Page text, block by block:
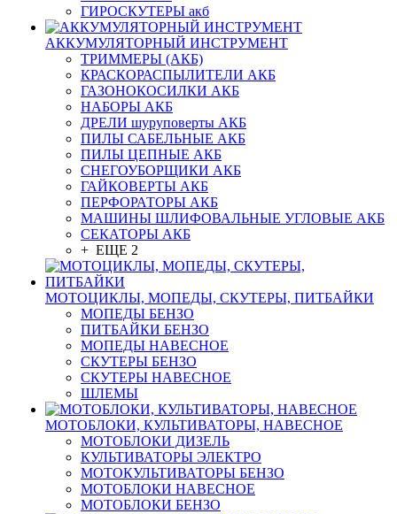
ГИРОСКУТЕРЫ акб
АККУМУЛЯТОРНЫЙ ИНСТРУМЕНТ
ТРИММЕРЫ (АКБ)
КРАСКОРАСПЫЛИТЕЛИ АКБ
ГАЗОНОКОСИЛКИ АКБ
НАБОРЫ АКБ
ДРЕЛИ шуруповерты АКБ
ПИЛЫ САБЕЛЬНЫЕ АКБ
ПИЛЫ ЦЕПНЫЕ АКБ
СНЕГОУБОРЩИКИ АКБ
ГАЙКОВЕРТЫ АКБ
ПЕРФОРАТОРЫ АКБ
МАШИНЫ ШЛИФОВАЛЬНЫЕ УГЛОВЫЕ АКБ
СЕКАТОРЫ АКБ
+ ЕЩЕ 2
МОТОЦИКЛЫ, МОПЕДЫ, СКУТЕРЫ, ПИТБАЙКИ
МОПЕДЫ БЕНЗО
ПИТБАЙКИ БЕНЗО
МОПЕДЫ НАВЕСНОЕ
СКУТЕРЫ БЕНЗО
СКУТЕРЫ НАВЕСНОЕ
ШЛЕМЫ
МОТОБЛОКИ, КУЛЬТИВАТОРЫ, НАВЕСНОЕ
МОТОБЛОКИ ДИЗЕЛЬ
КУЛЬТИВАТОРЫ ЭЛЕКТРО
МОТОКУЛЬТИВАТОРЫ БЕНЗО
МОТОБЛОКИ НАВЕСНОЕ
МОТОБЛОКИ БЕНЗО